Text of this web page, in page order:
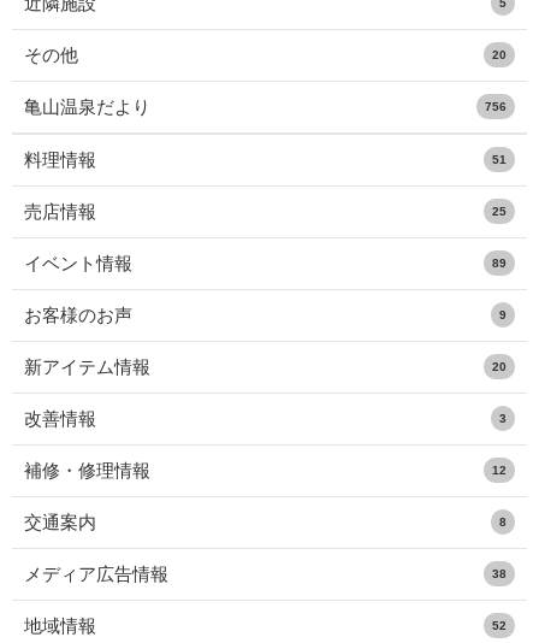
5
その他 20
亀山温泉だより 756
料理情報 51
売店情報 25
イベント情報 89
お客様のお声 9
新アイテム情報 20
改善情報 3
補修・修理情報 12
交通案内 8
メディア広告情報 38
地域情報 52